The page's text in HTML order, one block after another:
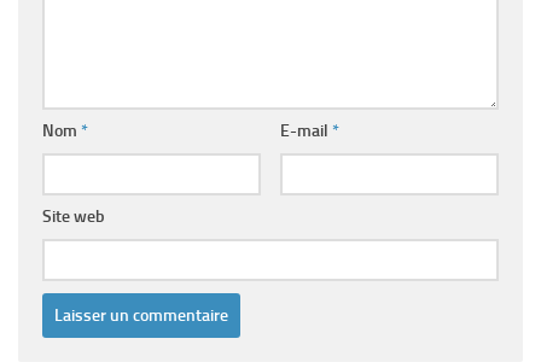
Nom * E-mail *
Site web